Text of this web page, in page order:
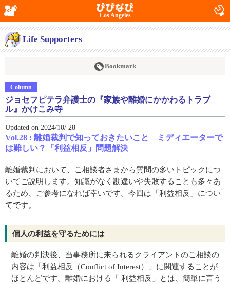
Los Angeles
Life Supporters
Bookmark
Column
ジョセフピテラ弁護士の『家族や離婚にかかわるトラブ
ル』かけこみ寺
Updated on 2024/10/ 28
Vol.28 : 離婚裁判で知っておきたいこと ミディエーターで
は難しい？「利益相反」問題解決
離婚裁判において、ご相談者さまから質問の多いトピックにつ
いてご説明します。知識がなく勘違いや失敗することも多々あ
るため、ご参考になれば幸いです。今回は「利益相反」につい
てです。
個人の利益を守るためには
離婚の判決後、当事務所に来られるクライアントのご相談の
内容は「利益相反（Conflict of Interest）」に関連することが
ほとんどです。離婚における「 利益相反」とは、簡単に言う